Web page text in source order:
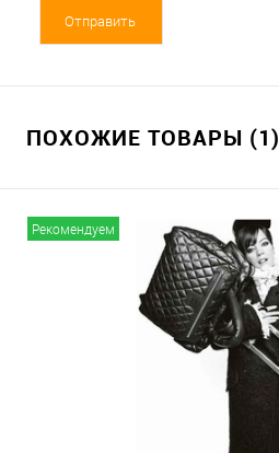
ПОХОЖИЕ ТОВАРЫ (1)
Рекомендуем